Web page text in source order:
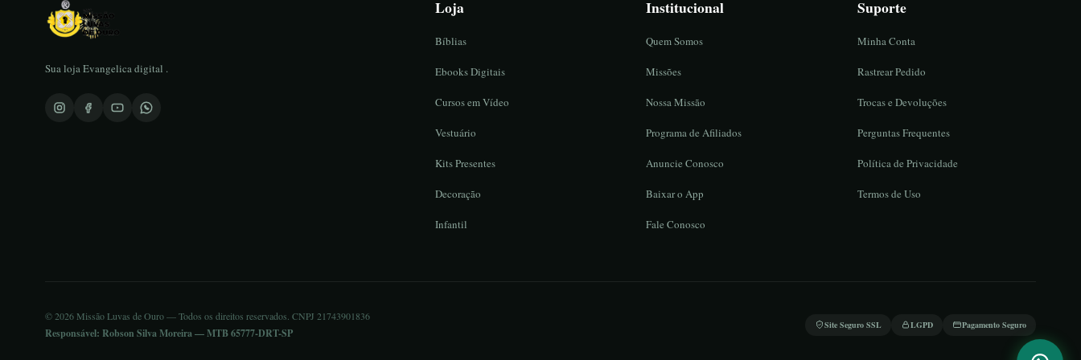
Sua loja Evangelica digital .
Loja
Bíblias
Ebooks Digitais
Cursos em Vídeo
Vestuário
Kits Presentes
Decoração
Infantil
Institucional
Quem Somos
Missões
Nossa Missão
Programa de Afiliados
Anuncie Conosco
Baixar o App
Fale Conosco
Suporte
Minha Conta
Rastrear Pedido
Trocas e Devoluções
Perguntas Frequentes
Política de Privacidade
Termos de Uso
© 2026 Missão Luvas de Ouro — Todos os direitos reservados. CNPJ 21743901836
Responsável: Robson Silva Moreira — MTB 65777-DRT-SP
Site Seguro SSL LGPD Pagamento Seguro